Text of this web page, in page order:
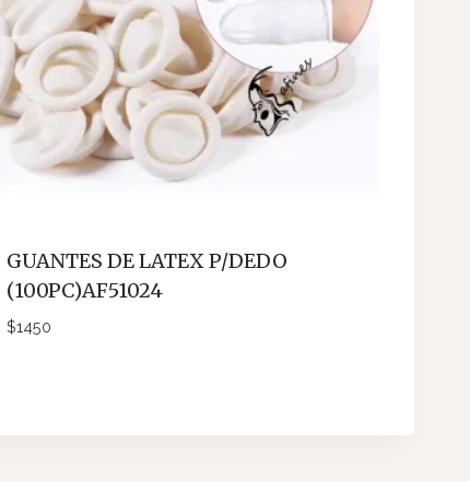
GUANTES DE LATEX P/DEDO
(100PC)AF51024
$1450